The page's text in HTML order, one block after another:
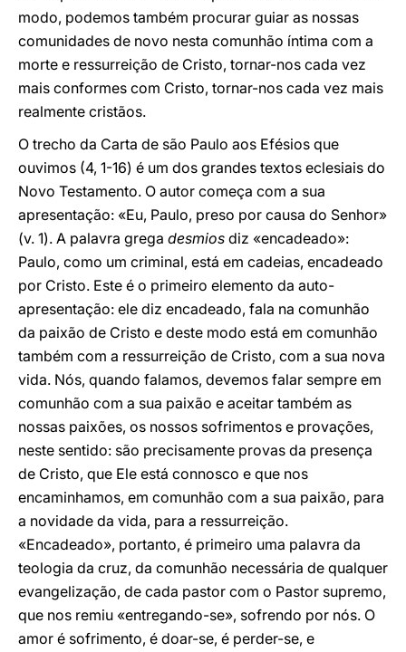
modo, podemos também procurar guiar as nossas
comunidades de novo nesta comunhão íntima com a
morte e ressurreição de Cristo, tornar-nos cada vez
mais conformes com Cristo, tornar-nos cada vez mais
realmente cristãos.
O trecho da Carta de são Paulo aos Efésios que
ouvimos (4, 1-16) é um dos grandes textos eclesiais do
Novo Testamento. O autor começa com a sua
apresentação: «Eu, Paulo, preso por causa do Senhor»
(v. 1). A palavra grega desmios diz «encadeado»:
Paulo, como um criminal, está em cadeias, encadeado
por Cristo. Este é o primeiro elemento da auto-
apresentação: ele diz encadeado, fala na comunhão
da paixão de Cristo e deste modo está em comunhão
também com a ressurreição de Cristo, com a sua nova
vida. Nós, quando falamos, devemos falar sempre em
comunhão com a sua paixão e aceitar também as
nossas paixões, os nossos sofrimentos e provações,
neste sentido: são precisamente provas da presença
de Cristo, que Ele está connosco e que nos
encaminhamos, em comunhão com a sua paixão, para
a novidade da vida, para a ressurreição.
«Encadeado», portanto, é primeiro uma palavra da
teologia da cruz, da comunhão necessária de qualquer
evangelização, de cada pastor com o Pastor supremo,
que nos remiu «entregando-se», sofrendo por nós. O
amor é sofrimento, é doar-se, é perder-se, e